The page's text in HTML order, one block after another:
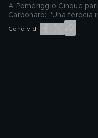
A Pomeriggio Cinque
Carbonaro: "Una ferocia
Condividi: